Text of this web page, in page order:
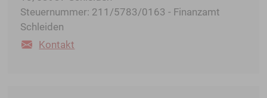
Steuernummer: 211/5783/0163 - Finanzamt
Schleiden
Kontakt